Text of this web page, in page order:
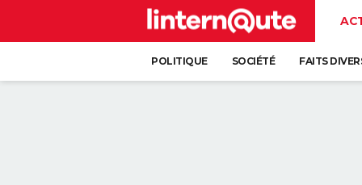
POLITIQUE SOCIÉTÉ FAITS